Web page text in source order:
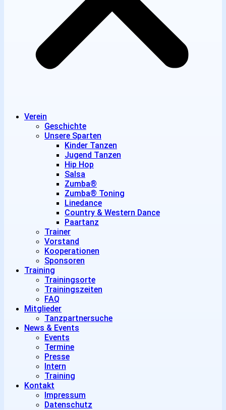
Verein
Geschichte
Unsere Sparten
Kinder Tanzen
Jugend Tanzen
Hip Hop
Salsa
Zumba®
Zumba® Toning
Linedance
Country & Western Dance
Paartanz
Trainer
Vorstand
Kooperationen
Sponsoren
Training
Trainingsorte
Trainingszeiten
FAQ
Mitglieder
Tanzpartnersuche
News & Events
Events
Termine
Presse
Intern
Training
Kontakt
Impressum
Datenschutz